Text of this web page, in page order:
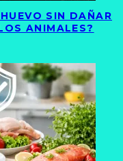
SIN DAÑAR
ANIMALES?